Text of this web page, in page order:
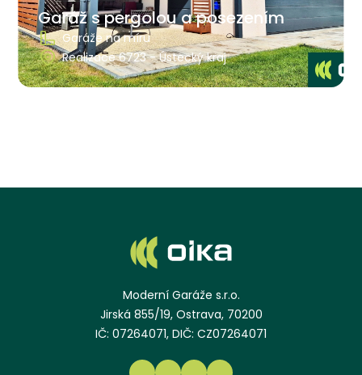
Garáž s pergolou a posezením
Garáže na míru
Realizace 6723 - Ústecký kraj
Moderní Garáže s.r.o.
Jirská 855/19, Ostrava, 70200
IČ: 07264071, DIČ: CZ07264071